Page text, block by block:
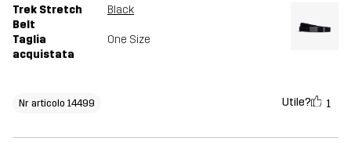
Trek Stretch
Belt
Black
Taglia
acquistata
One Size
Nr articolo 14499 Utile? 1